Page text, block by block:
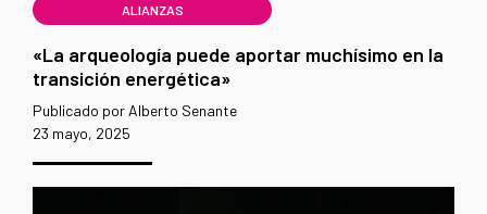
ALIANZAS
«La arqueología puede aportar muchísimo en la
transición energética»
Publicado por Alberto Senante
23 mayo, 2025